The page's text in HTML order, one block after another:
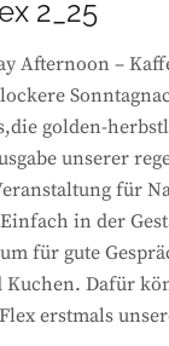
2_25
Afternoon –
golden-
unserer
für
in der
für gute
Kuchen. Dafür
erstmals